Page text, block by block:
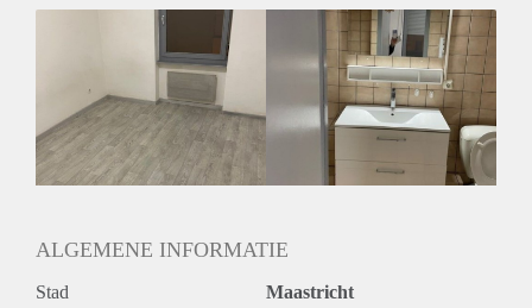
2,8 X De bruto huur
Huurtermijn
Onbepaalde termijn
Oplevering
ALGEMENE INFORMATIE
Stad Maastricht